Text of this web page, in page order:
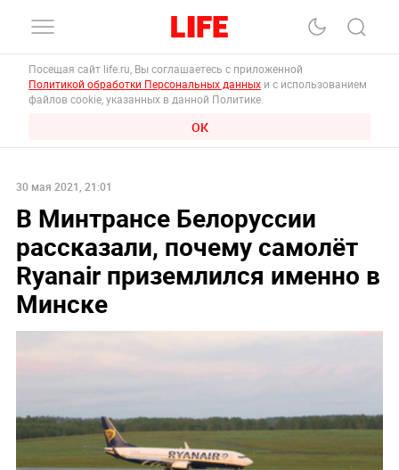
Посещая сайт life.ru, Вы соглашаетесь с приложенной
Политикой обработки Персональных данных и с использованием
файлов cookie, указанных в данной Политике.
ОК
30 мая 2021, 21:01
В Минтрансе Белоруссии
рассказали, почему самолёт
Ryanair приземлился именно в
Минске